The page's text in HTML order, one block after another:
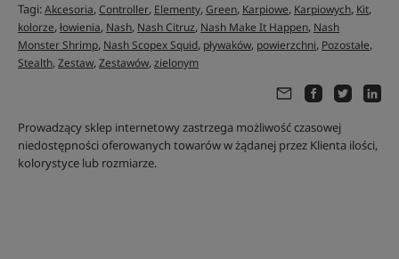
Tagi:Akcesoria,Controller, Elementy,Green, Karpiowe, Karpiowych, Kit,
kolorze,łowienia, Nash, Nash Citruz, Nash Make It Happen, Nash
Monster Shrimp, Nash Scopex Squid, pływaków, powierzchni, Pozostałe,
Stealth,Zestaw,Zestawów,zielonym
Prowadzący sklep internetowy zastrzega możliwość czasowej
niedostępności oferowanych towarów w żądanej przez Klienta ilości,
kolorystyce lub rozmiarze.